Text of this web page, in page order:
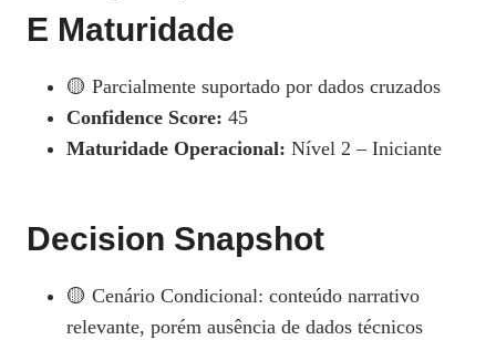
E Maturidade
🟡 Parcialmente suportado por dados cruzados
Confidence Score: 45
Maturidade Operacional: Nível 2 – Iniciante
Decision Snapshot
🟡 Cenário Condicional: conteúdo narrativo
relevante, porém ausência de dados técnicos